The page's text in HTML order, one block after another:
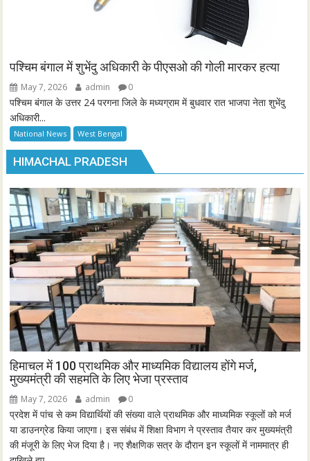
पश्चिम बंगाल में शुभेंदु अधिकारी के पीएसओ की गोली मारकर हत्या
May 7, 2026 admin 0
पश्चिम बंगाल के उत्तर 24 परगना जिले के मध्यग्राम में बुधवार रात भाजपा नेता शुभेंदु
अधिकारी...
National News West Bengal
HIMACHAL PRADESH
हिमाचल में 100 प्राथमिक और माध्यमिक विद्यालय होंगे मर्ज,
मुख्यमंत्री की सहमति के लिए भेजा प्रस्ताव
May 7, 2026 admin 0
प्रदेश में पांच से कम विद्यार्थियों की संख्या वाले प्राथमिक और माध्यमिक स्कूलों को मर्ज
या डाउनग्रेड किया जाएगा। इस संबंध में शिक्षा विभाग ने प्रस्ताव तैयार कर मुख्यमंत्री
की मंजूरी के लिए भेज दिया है। नए शैक्षणिक सत्र के दौरान इन स्कूलों में नाममात्र ही